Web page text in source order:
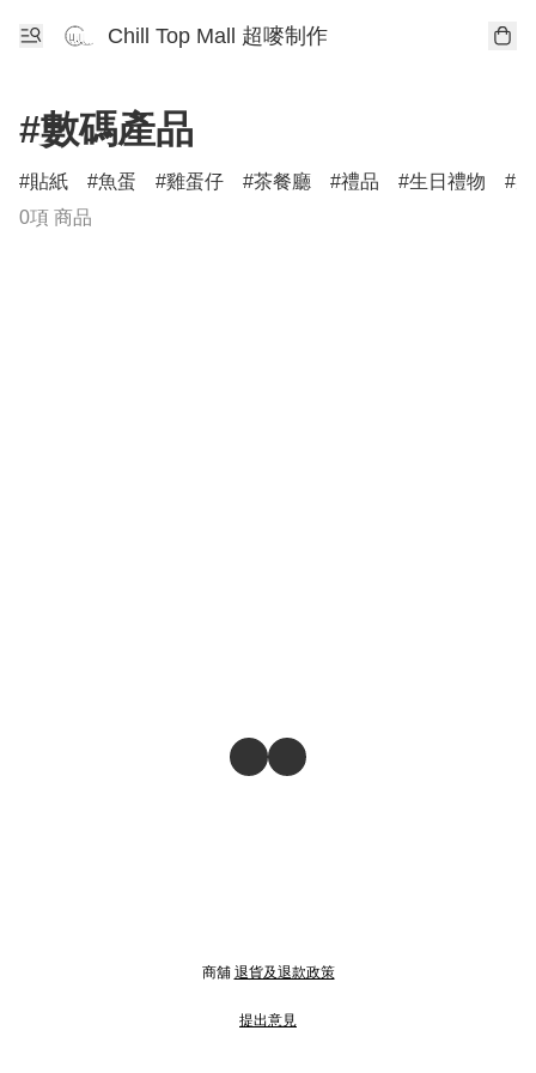
Chill Top Mall 超嘜制作
#數碼產品
貼紙 魚蛋 雞蛋仔 茶餐廳 禮品 生日禮物
0項 商品
商舖 退貨及退款政策
提出意見